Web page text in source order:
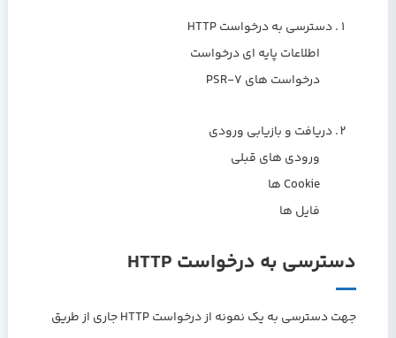
دسترسی به درخواست HTTP
اطلاعات پایه ای درخواست
درخواست های PSR-7
دریافت و بازیابی ورودی
ورودی های قبلی
Cookie ها
فایل ها
دسترسی به درخواست HTTP
جهت دسترسی به یک نمونه از درخواست HTTP جاری از طریق